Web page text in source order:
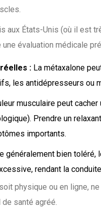
aux États-Unis (où il est
évaluation médicale
: La métaxalone
les antidépresseurs ou
musculaire peut
Prendre un
importants.
généralement bien toléré,
rendant la
physique ou en ligne,
santé agréé.